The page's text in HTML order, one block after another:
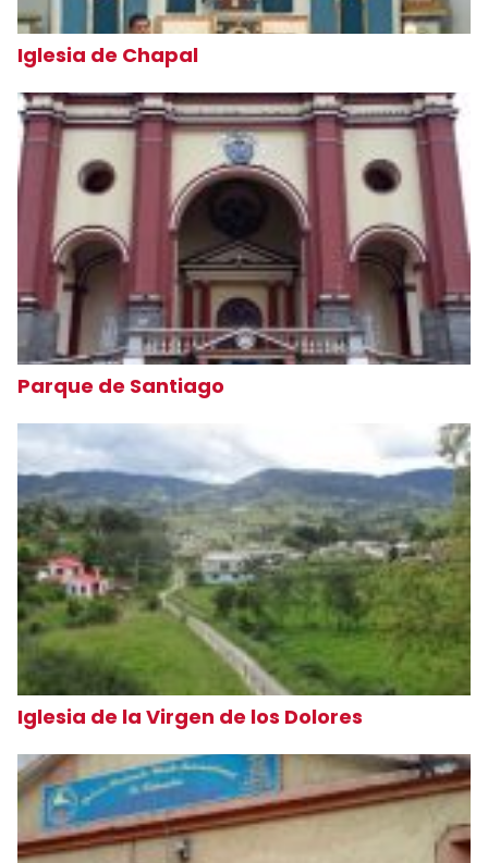
Iglesia de Chapal
Parque de Santiago
Iglesia de la Virgen de los Dolores